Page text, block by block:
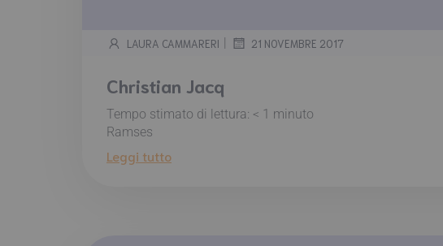
LAURA CAMMARERI | 21 NOVEMBRE 2017
Christian Jacq
Tempo stimato di lettura: < 1 minuto
Ramses
Leggi tutto